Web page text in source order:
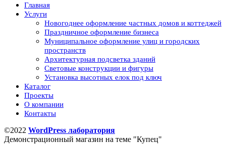
Главная
Услуги
Новогоднее оформление частных домов и коттеджей
Праздничное оформление бизнеса
Муниципальное оформление улиц и городских
пространств
Архитектурная подсветка зданий
Световые конструкции и фигуры
Установка высотных елок под ключ
Каталог
Проекты
О компании
Контакты
©2022 WordPress лаборатория
Демонстрационный магазин на теме "Купец"